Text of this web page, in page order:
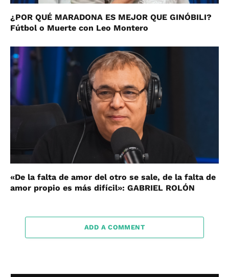
¿POR QUÉ MARADONA ES MEJOR QUE GINÓBILI?
Fútbol o Muerte con Leo Montero
«De la falta de amor del otro se sale, de la falta de
amor propio es más difícil»: GABRIEL ROLÓN
ADD A COMMENT